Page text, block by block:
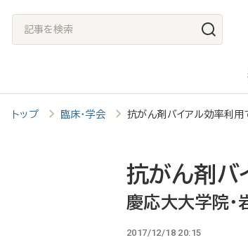
記
事
検
索
トップ 臨床・学会 抗がん剤バイアル効率利
抗がん剤バ
慶応大大学院・
2017/12/18 20:15